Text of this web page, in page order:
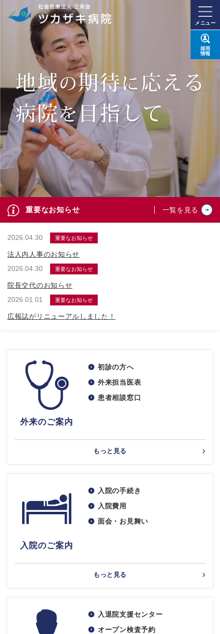
メニュー
採用
情報
重要なお知らせ 一覧を見る
2026.04.30 重要なお知らせ
法人内人事のお知らせ
2026.04.30
重要なお知らせ
院長交代のお知らせ
2026.01.01
重要なお知らせ
広報誌がリニューアルしました！
外来のご案内
初診の方へ
外来担当医表
患者相談窓口
もっと見る
入院のご案内
入院の手続き
入院費用
面会・お見舞い
もっと見る
入退院支援センター
オープン検査予約